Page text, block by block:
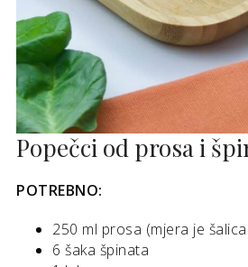
Popečci od prosa i
POTREBNO:
250 ml prosa (mjera je
6 šaka špinata